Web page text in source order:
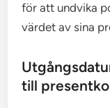
för att undvika
värdet av sina
till